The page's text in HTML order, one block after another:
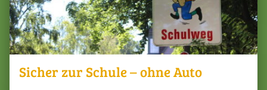
Sicher zur Schule – ohne Auto